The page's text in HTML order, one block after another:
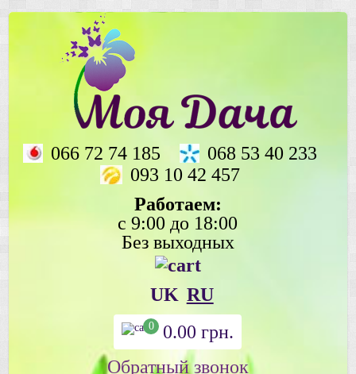
066 72 74 185
068 53 40 233
093 10 42 457
Работаем:
с 9:00 до 18:00
Без выходных
UK RU
0 0.00грн.